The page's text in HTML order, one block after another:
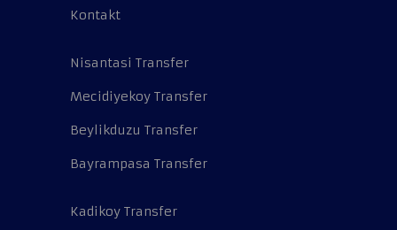
Kontakt
Nisantasi Transfer
Mecidiyekoy Transfer
Beylikduzu Transfer
Bayrampasa Transfer
Kadikoy Transfer